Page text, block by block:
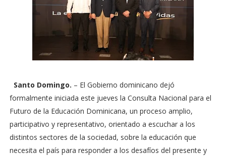
Santo Domingo. – El Gobierno dominicano dejó
formalmente iniciada este jueves la Consulta Nacional para el
Futuro de la Educación Dominicana, un proceso amplio,
participativo y representativo, orientado a escuchar a los
distintos sectores de la sociedad, sobre la educación que
necesita el país para responder a los desafíos del presente y